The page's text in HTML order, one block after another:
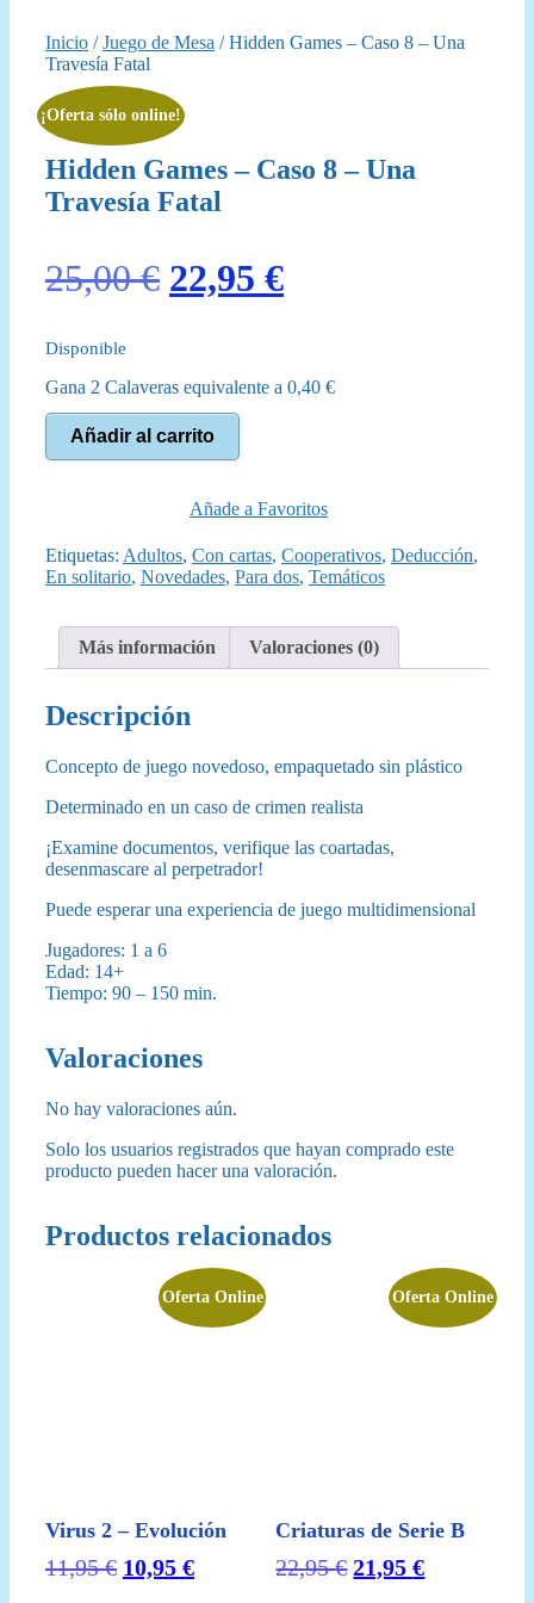
Inicio /Juego de Mesa / Hidden Games – Caso 8 – Una
Travesía Fatal
¡Oferta sólo online!
Hidden Games – Caso 8 – Una
Travesía Fatal
25,00€ El
era:
25,00 €.
22,95 €El
es:
Disponible
Gana 2 Calaveras equivalente a 0,40 €
Hidden
Games
-
Una
Travesía
Añadir al carrito
Añade a Favoritos
Etiquetas: Adultos, Con cartas, Cooperativos, Deducción,
En solitario, Novedades, Para dos, Temáticos
Más información Valoraciones (0)
Descripción
Concepto de juego novedoso, empaquetado sin plástico
Determinado en un caso de crimen realista
¡Examine documentos, verifique las coartadas,
desenmascare al perpetrador!
Puede esperar una experiencia de juego multidimensional
Jugadores: 1 a 6
Edad: 14+
Tiempo: 90 – 150 min.
Valoraciones
No hay valoraciones aún.
Solo los usuarios registrados que hayan comprado este
producto pueden hacer una valoración.
Productos relacionados
Oferta Online
Virus 2 – Evolución
11,95€ El
10,95 €El
Oferta Online
Criaturas de Serie B
22,95€ El
21,95€El